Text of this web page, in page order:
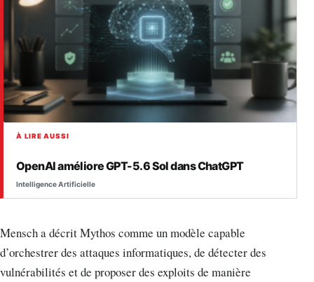
À LIRE AUSSI
OpenAI améliore GPT-5.6 Sol dans ChatGPT
Intelligence Artificielle
Mensch a décrit Mythos comme un modèle capable
d’orchestrer des attaques informatiques, de détecter des
vulnérabilités et de proposer des exploits de manière